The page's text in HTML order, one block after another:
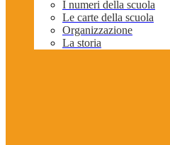
I numeri della scuola
Le carte della scuola
Organizzazione
La storia